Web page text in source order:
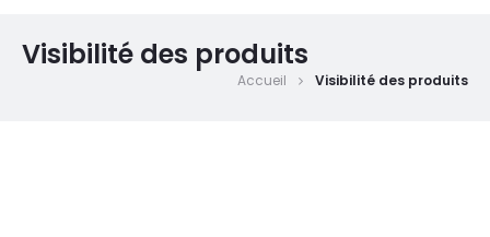
Visibilité des produits
Accueil Visibilité des produits